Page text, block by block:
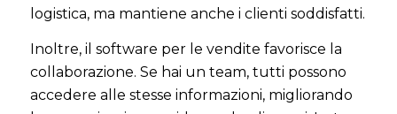
logistica, ma mantiene anche i clienti soddisfatti.
Inoltre, il software per le vendite favorisce la
collaborazione. Se hai un team, tutti possono
accedere alle stesse informazioni, migliorando